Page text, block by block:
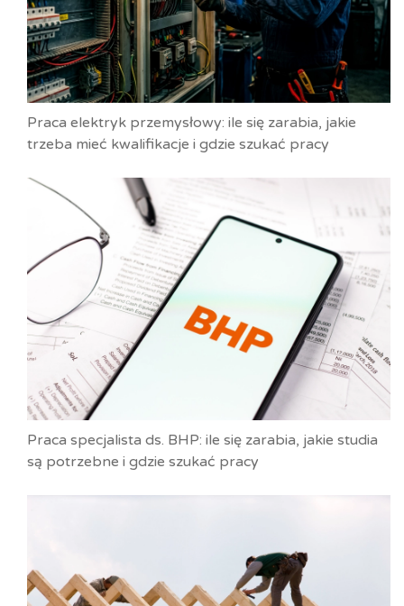
Praca elektryk przemysłowy: ile się zarabia, jakie
trzeba mieć kwalifikacje i gdzie szukać pracy
Praca specjalista ds. BHP: ile się zarabia, jakie studia
są potrzebne i gdzie szukać pracy